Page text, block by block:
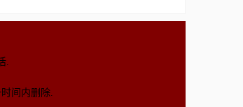
.
间内删除.